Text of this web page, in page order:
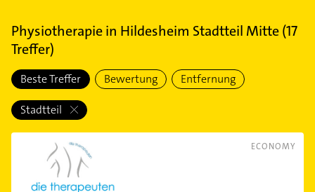
Physiotherapiein Hildesheim Stadtteil Mitte(17
Treffer)
Beste Treffer Bewertung Entfernung
Stadtteil
ECONOMY